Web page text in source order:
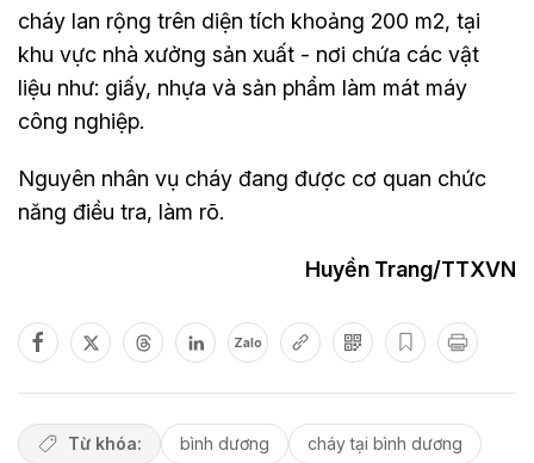
cháy lan rộng trên diện tích khoảng 200 m2, tại
khu vực nhà xưởng sản xuất - nơi chứa các vật
liệu như: giấy, nhựa và sản phẩm làm mát máy
công nghiệp.
Nguyên nhân vụ cháy đang được cơ quan chức
năng điều tra, làm rõ.
Huyền Trang/TTXVN
Zalo
Từ khóa: bình dương
cháy tại bình dương